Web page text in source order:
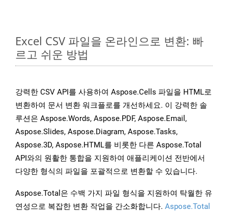
Excel CSV 파일을 온라인으로 변환: 빠
르고 쉬운 방법
강력한 CSV API를 사용하여 Aspose.Cells 파일을 HTML로
변환하여 문서 변환 워크플로를 개선하세요. 이 강력한 솔
루션은 Aspose.Words, Aspose.PDF, Aspose.Email,
Aspose.Slides, Aspose.Diagram, Aspose.Tasks,
Aspose.3D, Aspose.HTML를 비롯한 다른 Aspose.Total
API와의 원활한 통합을 지원하여 애플리케이션 전반에서
다양한 형식의 파일을 포괄적으로 변환할 수 있습니다.
Aspose.Total은 수백 가지 파일 형식을 지원하여 탁월한 유
연성으로 복잡한 변환 작업을 간소화합니다. Aspose.Total